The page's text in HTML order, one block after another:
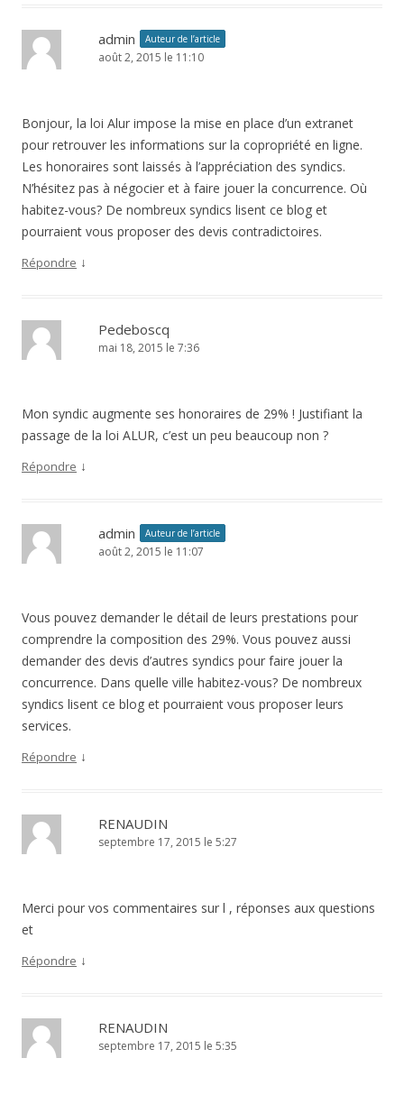
admin Auteur de l’article
août 2, 2015 le 11:10
Bonjour, la loi Alur impose la mise en place d’un extranet
pour retrouver les informations sur la copropriété en ligne.
Les honoraires sont laissés à l’appréciation des syndics.
N’hésitez pas à négocier et à faire jouer la concurrence. Où
habitez-vous? De nombreux syndics lisent ce blog et
pourraient vous proposer des devis contradictoires.
Répondre ↓
Pedeboscq
mai 18, 2015 le 7:36
Mon syndic augmente ses honoraires de 29% ! Justifiant la
passage de la loi ALUR, c’est un peu beaucoup non ?
Répondre ↓
admin Auteur de l’article
août 2, 2015 le 11:07
Vous pouvez demander le détail de leurs prestations pour
comprendre la composition des 29%. Vous pouvez aussi
demander des devis d’autres syndics pour faire jouer la
concurrence. Dans quelle ville habitez-vous? De nombreux
syndics lisent ce blog et pourraient vous proposer leurs
services.
Répondre ↓
RENAUDIN
septembre 17, 2015 le 5:27
Merci pour vos commentaires sur l , réponses aux questions
et
Répondre ↓
RENAUDIN
septembre 17, 2015 le 5:35